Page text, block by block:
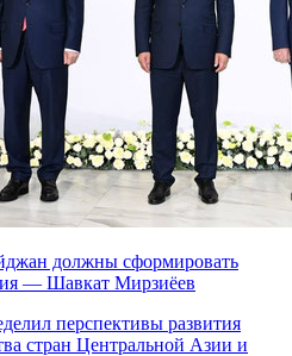
должны сформировать
— Шавкат Мирзиёев
перспективы развития
стран Центральной Азии и